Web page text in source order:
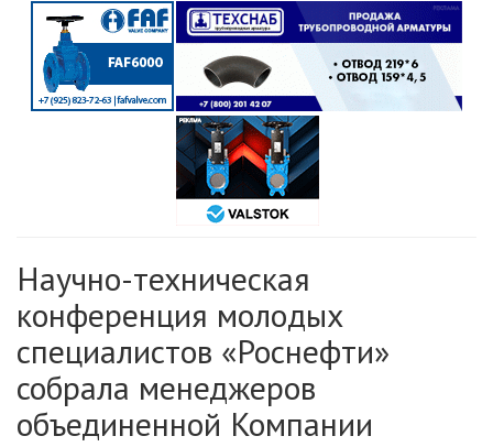
Научно-техническая
конференция молодых
специалистов «Роснефти»
собрала менеджеров
объединенной Компании